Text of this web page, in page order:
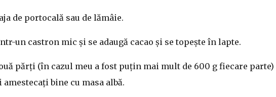
de portocală sau de lămâie.
un castron mic și se adaugă cacao și se topește în lapte.
părți (în cazul meu a fost puțin mai mult de 600 g fiecare parte)
bine cu masa albă.